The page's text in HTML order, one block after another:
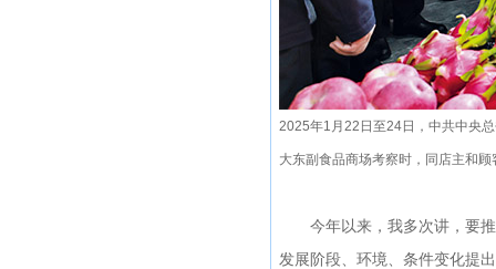
2025年1月22日至24日，中共中央
大东副食品商场考察时，同店主和
今年以来，我多次讲，要推
发展阶段、环境、条件变化提